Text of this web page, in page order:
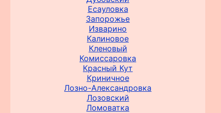
Есауловка
Запорожье
Изварино
Калиновое
Кленовый
Комиссаровка
Красный Кут
Криничное
Лозно-Александровка
Лозовский
Ломоватка